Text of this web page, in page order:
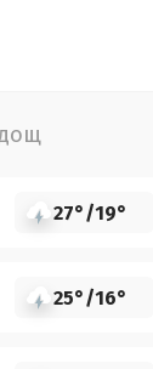
27°/19°
25°/16°